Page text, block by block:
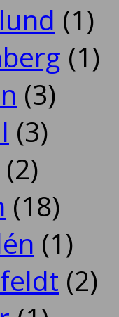
(1)
(1)
(3)
(3)
(2)
(18)
(1)
(2)